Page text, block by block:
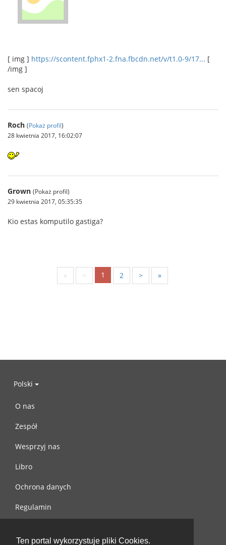
Ten portal wykorzystuje pliki Cookies.
[ img ] https://scontent.fphx1-2.fna.fbcdn.net/v/t1.0-9/17... [
/img ]
sen spacoj
Roch (Pokaż profil)
28 kwietnia 2017, 16:02:07
Grown (Pokaż profil)
29 kwietnia 2017, 05:35:35
Kio estas komputilo gastiga?
« < 1 2 > »
Polski
O nas
Zespół
Wesprzyj nas
Libro
Ochrona danych
Regulamin